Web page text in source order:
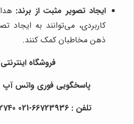
ایجاد تصویر مثبت از برند:
کاربردی، می‌توانند به ایجاد
ذهن مخاطبان کمک کنند.
فروشگاه
پاسخگویی فوری واتس آپ 09125005285
تلفن : 66723936-021 66762740-021